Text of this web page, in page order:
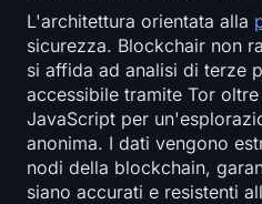
L'architettura orientata alla
sicurezza. Blockchair non
si affida ad analisi di terze
accessibile tramite Tor
JavaScript per
anonima. I dati vengono
nodi della blockchain,
siano accurati e resistenti